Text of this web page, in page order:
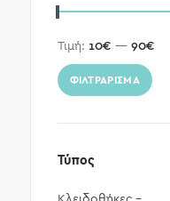
ΦΙΛΤΡΆΡΙΣΜΑ
Τιμή: 10€ — 90€
Τύπος